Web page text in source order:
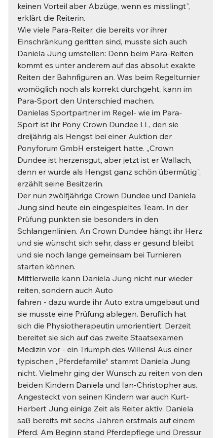
keinen Vorteil aber Abzüge, wenn es misslingt",
erklärt die Reiterin.
Wie viele Para-Reiter, die bereits vor ihrer
Einschränkung geritten sind, musste sich auch
Daniela Jung umstellen: Denn beim Para-Reiten
kommt es unter anderem auf das absolut exakte
Reiten der Bahnfiguren an. Was beim Regelturnier
womöglich noch als korrekt durchgeht, kann im
Para-Sport den Unterschied machen.
Danielas Sportpartner im Regel- wie im Para-
Sport ist ihr Pony Crown Dundee LL, den sie
dreijährig als Hengst bei einer Auktion der
Ponyforum GmbH ersteigert hatte. „Crown
Dundee ist herzensgut, aber jetzt ist er Wallach,
denn er wurde als Hengst ganz schön übermütig",
erzählt seine Besitzerin.
Der nun zwölfjährige Crown Dundee und Daniela
Jung sind heute ein eingespieltes Team. In der
Prüfung punkten sie besonders in den
Schlangenlinien. An Crown Dundee hängt ihr Herz
und sie wünscht sich sehr, dass er gesund bleibt
und sie noch lange gemeinsam bei Turnieren
starten können.
Mittlerweile kann Daniela Jung nicht nur wieder
reiten, sondern auch Auto
fahren - dazu wurde ihr Auto extra umgebaut und
sie musste eine Prüfung ablegen. Beruflich hat
sich die Physiotherapeutin umorientiert. Derzeit
bereitet sie sich auf das zweite Staatsexamen
Medizin vor - ein Triumph des Willens! Aus einer
typischen „Pferdefamilie“ stammt Daniela Jung
nicht. Vielmehr ging der Wunsch zu reiten von den
beiden Kindern Daniela und Ian-Christopher aus.
Angesteckt von seinen Kindern war auch Kurt-
Herbert Jung einige Zeit als Reiter aktiv. Daniela
saß bereits mit sechs Jahren erstmals auf einem
Pferd. Am Beginn stand Pferdepflege und Dressur